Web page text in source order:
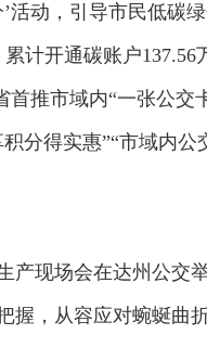
’活动，引导市民低碳
计开通碳账户
推市域内“一张公
分得实惠”“市域内
产现场会在达州公交
握，从容应对蜿蜒曲